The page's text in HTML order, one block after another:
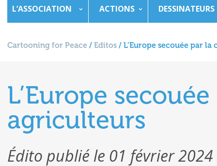
L’ASSOCIATION ACTIONS DESSINATEURS
Cartooning for Peace / Editos / L’Europe secouée par
L’Europe
agriculteurs
Édito publié le 01 février 2024